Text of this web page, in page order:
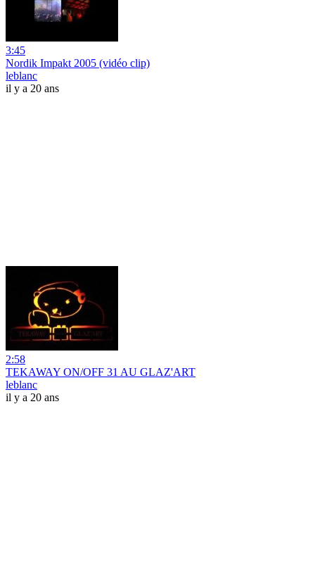
3:45
Nordik Impakt 2005 (vidéo clip)
leblanc
il y a 20 ans
2:58
TEKAWAY ON/OFF 31 AU GLAZ'ART
leblanc
il y a 20 ans